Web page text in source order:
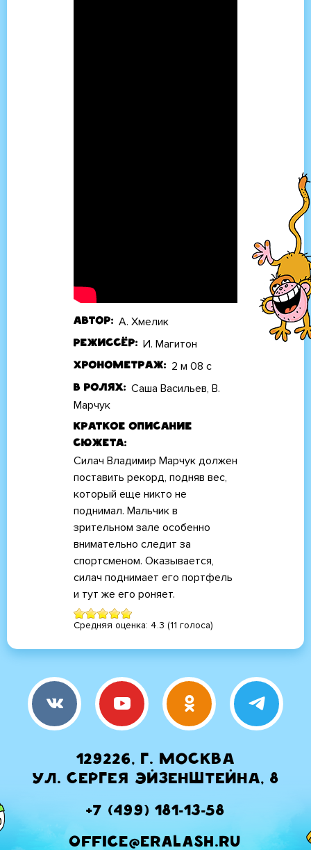
Автор А. Хмелик
Режиссёр И. Магитон
Хронометраж 2 м 08 с
В ролях
Саша Васильев, В.
Марчук
Краткое описание
сюжета
Силач Владимир Марчук должен
поставить рекорд, подняв вес,
который еще никто не
поднимал. Мальчик в
зрительном зале особенно
внимательно следит за
спортсменом. Оказывается,
силач поднимает его портфель
и тут же его роняет.
Средняя оценка: 4.3 (11 голоса)
129226, г. Москва
ул. Сергея Эйзенштейна, 8
+7 (499) 181-13-58
office@eralash.ru